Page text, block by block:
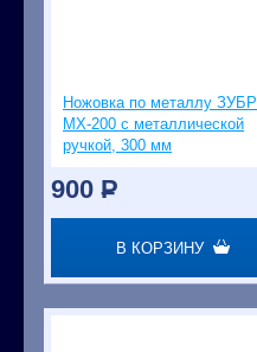
Ножовка по металлу ЗУБР
МХ-200 с металлической
ручкой, 300 мм
900 P
В КОРЗИНУ